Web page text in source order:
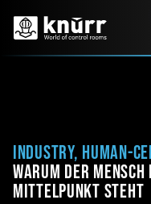
Industry, Human-
Warum der
Mittelpunkt steht